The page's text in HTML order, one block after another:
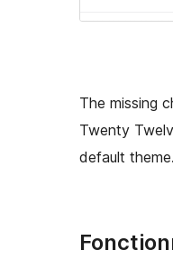
The missing
Twenty
default theme.